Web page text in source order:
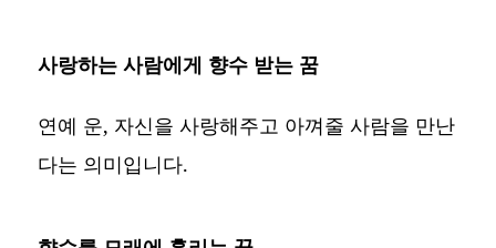
사랑하는 사람에게 향수 받는 꿈
연예 운, 자신을 사랑해주고 아껴줄 사람을 만난
다는 의미입니다.